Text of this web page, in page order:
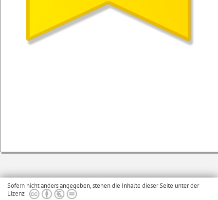
Sofern nicht anders angegeben, stehen die Inhalte dieser Seite unter der
Lizenz